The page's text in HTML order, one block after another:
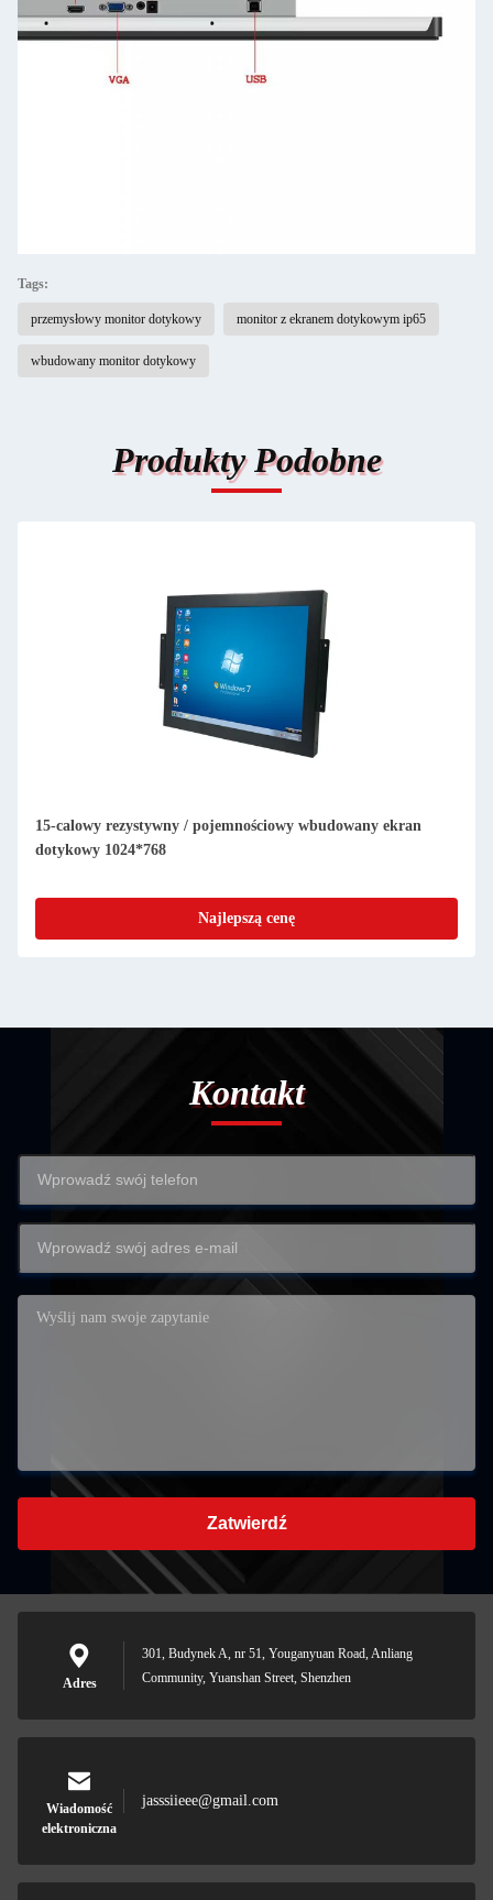
Tags:
przemysłowy monitor dotykowy monitor z ekranem dotykowym ip65
wbudowany monitor dotykowy
Produkty Podobne
15-calowy rezystywny / pojemnościowy wbudowany ekran
dotykowy 1024*768
Najlepszą cenę
Kontakt
Zatwierdź
Adres
301, Budynek A, nr 51, Youganyuan Road, Anliang
Community, Yuanshan Street, Shenzhen
Wiadomość
elektroniczna
jasssiieee@gmail.com